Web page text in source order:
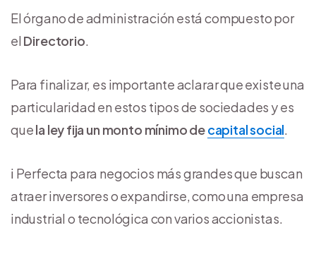
El órgano de administración está compuesto por
el Directorio.
Para finalizar, es importante aclarar que existe una
particularidad en estos tipos de sociedades y es
quela ley fija un monto mínimo decapital social.
ℹ️ Perfecta para negocios más grandes que buscan
atraer inversores o expandirse, como una empresa
industrial o tecnológica con varios accionistas.